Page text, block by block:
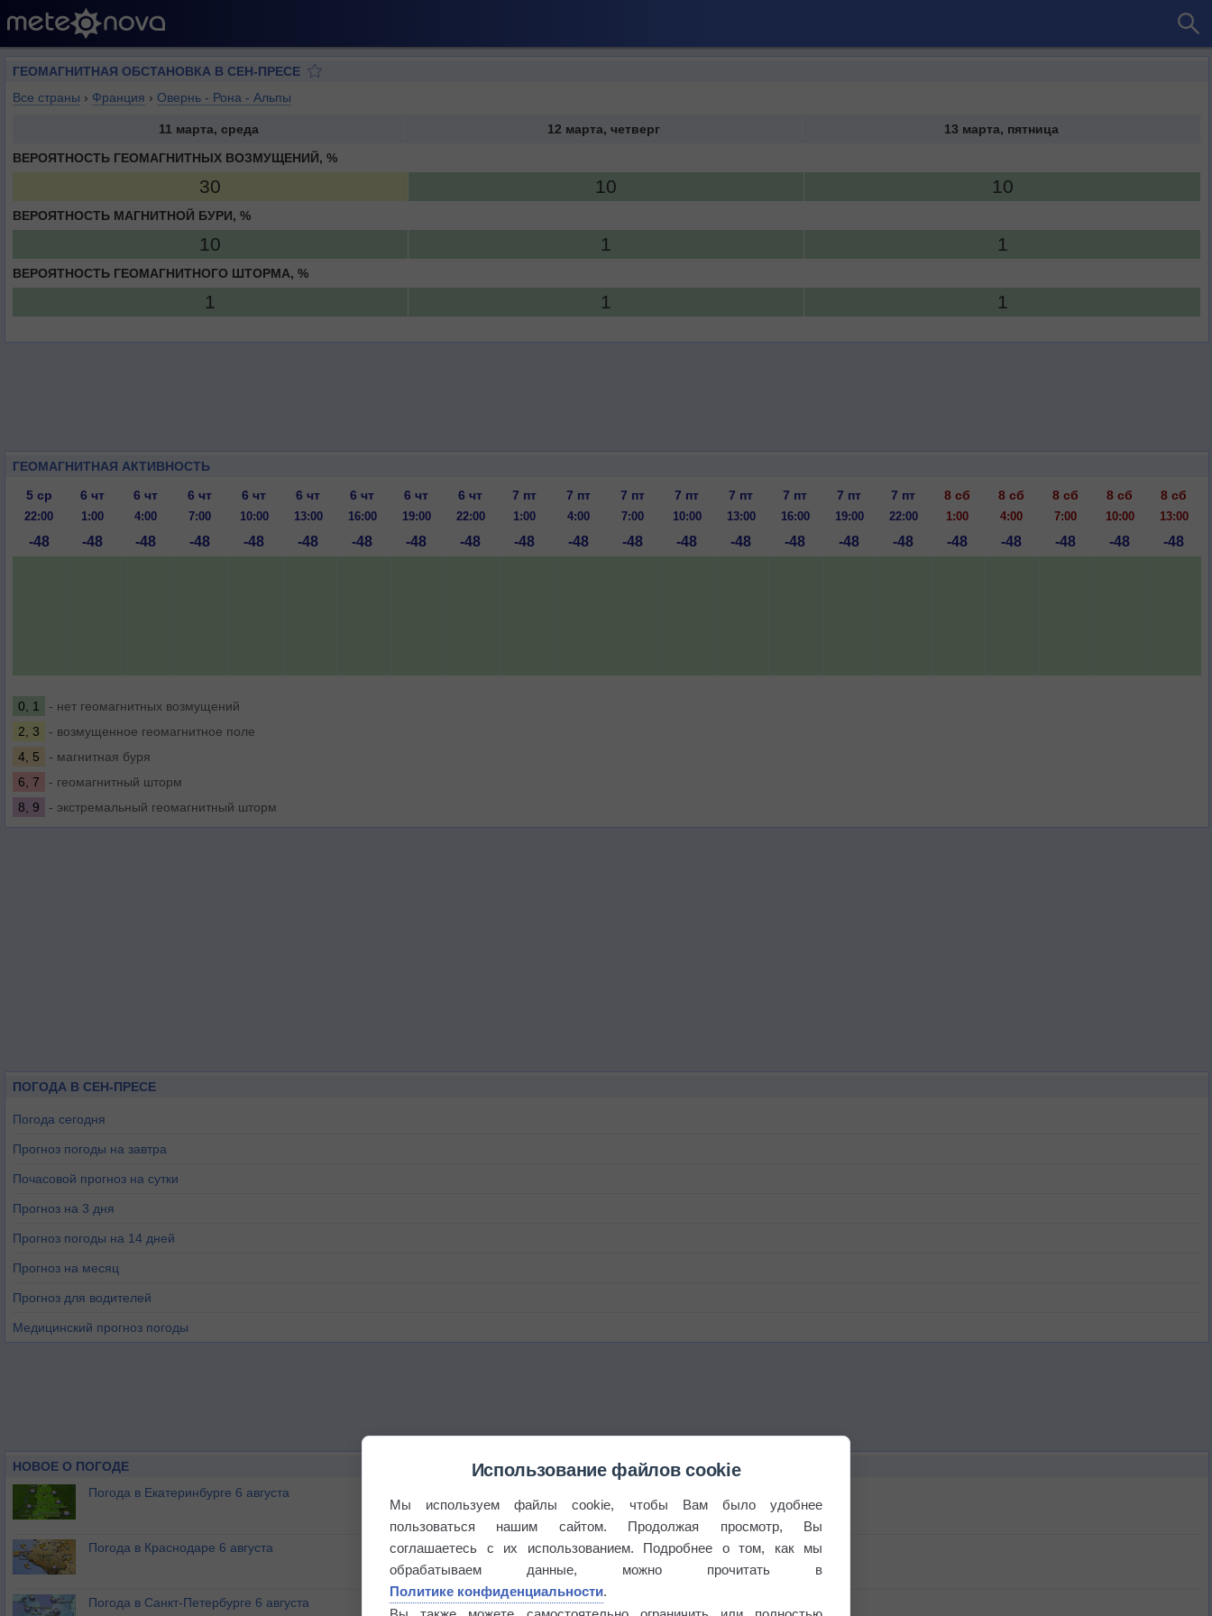
ГЕОМАГНИТНАЯ ОБСТАНОВКА В СЕН-ПРЕСЕ
Все страны › Франция › Овернь - Рона - Альпы
11 марта, среда 12 марта, четверг
13 марта, пятница
ВЕРОЯТНОСТЬ ГЕОМАГНИТНЫХ ВОЗМУЩЕНИЙ, %
30 10 10
ВЕРОЯТНОСТЬ МАГНИТНОЙ БУРИ, %
10 1 1
ВЕРОЯТНОСТЬ ГЕОМАГНИТНОГО ШТОРМА, %
1 1 1
ГЕОМАГНИТНАЯ АКТИВНОСТЬ
5 ср
6 чт 6 чт 6 чт 6 чт 6 чт 6 чт 6 чт 6 чт 7 пт 7 пт 7 пт 7 пт 7 пт 7 пт 7 пт 7 пт 8 сб 8 сб 8 сб 8 сб 8 сб
22:00 1:00 4:00 7:00 10:00 13:00 16:00 19:00 22:00 1:00 4:00 7:00 10:00 13:00 16:00 19:00 22:00 1:00 4:00 7:00 10:00 13:00
-48 -48 -48 -48 -48 -48 -48 -48 -48 -48 -48 -48 -48 -48 -48 -48 -48 -48 -48 -48 -48 -48
0, 1
- нет геомагнитных возмущений
2, 3
- возмущенное геомагнитное поле
4, 5
- магнитная буря
6, 7
- геомагнитный шторм
8, 9
- экстремальный геомагнитный шторм
ПОГОДА В СЕН-ПРЕСЕ
Погода сегодня
Прогноз погоды на завтра
Почасовой прогноз на сутки
Прогноз на 3 дня
Прогноз погоды на 14 дней
Прогноз на месяц
Прогноз для водителей
Медицинский прогноз погоды
НОВОЕ О ПОГОДЕ
Погода в Екатеринбурге 6 августа
Погода в Краснодаре 6 августа
Погода в Санкт-Петербурге 6 августа
Использование файлов cookie
Мы используем файлы cookie, чтобы Вам было удобнее
пользоваться нашим сайтом. Продолжая просмотр, Вы
соглашаетесь с их использованием. Подробнее о том, как мы
обрабатываем данные, можно прочитать в
Политике конфиденциальности.